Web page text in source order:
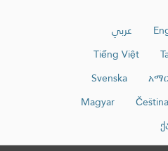
عربي
Tiếng Việt
Svenska
Magyar
Čeština